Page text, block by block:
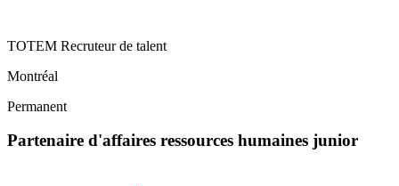
TOTEM Recruteur de talent
Montréal
Permanent
Partenaire d'affaires ressources humaines junior